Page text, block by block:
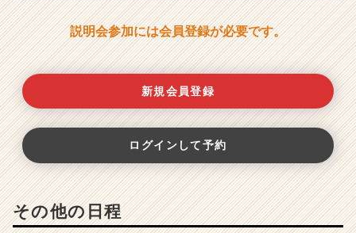
説明会参加には会員登録が必要です。
新規会員登録
ログインして予約
その他の日程